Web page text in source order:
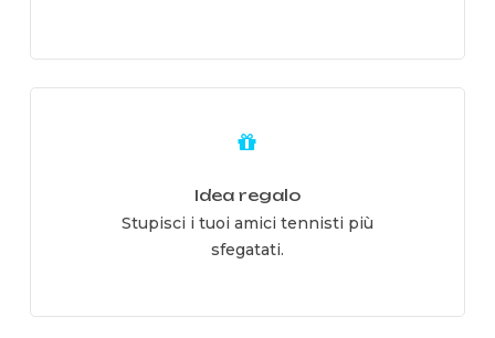
Idea regalo
Stupisci i tuoi amici tennisti più
sfegatati.